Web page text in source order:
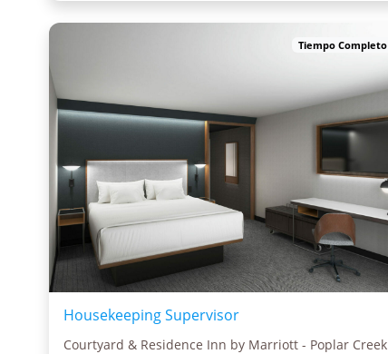
Tiempo Completo
Housekeeping Supervisor
Courtyard & Residence Inn by Marriott - Poplar Creek